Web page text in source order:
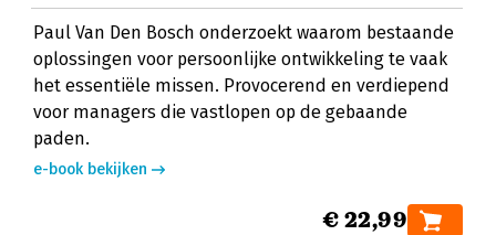
Paul Van Den Bosch onderzoekt waarom bestaande
oplossingen voor persoonlijke ontwikkeling te vaak
het essentiële missen. Provocerend en verdiepend
voor managers die vastlopen op de gebaande
paden.
e-book bekijken
€ 22,99